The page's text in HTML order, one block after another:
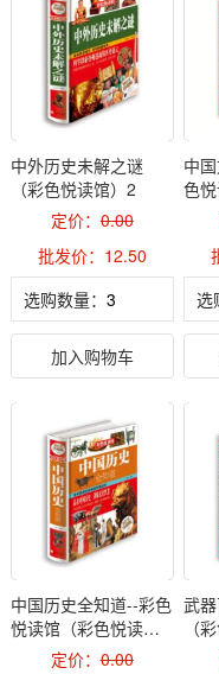
中外历史未解之谜
（彩色悦读馆）2
定价：0.00
批发价：12.50
选购数量：
加入购物车
中
色
选
中国历史全知道--彩色
悦读馆（彩色悦读
馆）2定价：0.00
武
（